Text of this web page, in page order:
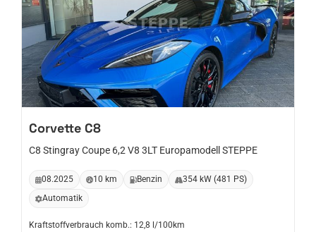
Corvette C8
C8 Stingray Coupe 6,2 V8 3LT Europamodell STEPPE
08.2025 10 km Benzin
354 kW (481 PS)
Automatik
Kraftstoffverbrauch komb.: 12,8 l/100km